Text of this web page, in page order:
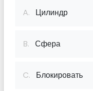
A. Цилиндр
B. Сфера
C. Блокировать